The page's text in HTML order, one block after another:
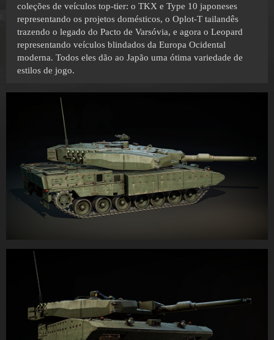
coleções de veículos top-tier: o TKX e Type 10 japoneses
representando os projetos domésticos, o Oplot-T tailandês
trazendo o legado do Pacto de Varsóvia, e agora o Leopard
representando veículos blindados da Europa Ocidental
moderna. Todos eles dão ao Japão uma ótima variedade de
estilos de jogo.